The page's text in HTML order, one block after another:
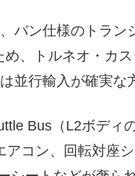
バン仕様のトラン
、トルネオ・カ
並行輸入が確実な
Bus（L2ボディ
コン、回転対座